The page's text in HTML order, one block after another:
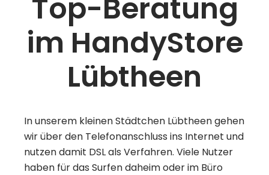
Top-Beratung
im HandyStore
Lübtheen
In unserem kleinen Städtchen Lübtheen gehen
wir über den Telefonanschluss ins Internet und
nutzen damit DSL als Verfahren. Viele Nutzer
haben für das Surfen daheim oder im Büro